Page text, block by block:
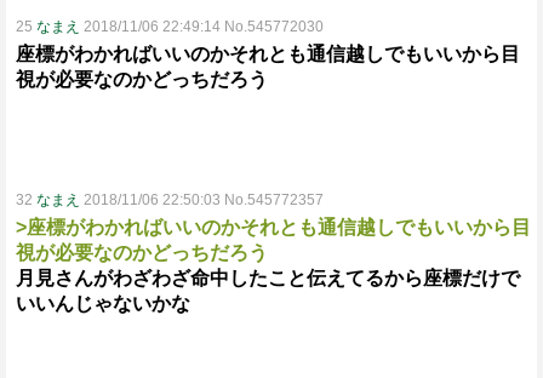
25 なまえ 2018/11/06 22:49:14 No.545772030
座標がわかればいいのかそれとも通信越しでもいいから目
視が必要なのかどっちだろう
32 なまえ 2018/11/06 22:50:03 No.545772357
>座標がわかればいいのかそれとも通信越しでもいいから目
視が必要なのかどっちだろう
月見さんがわざわざ命中したこと伝えてるから座標だけで
いいんじゃないかな